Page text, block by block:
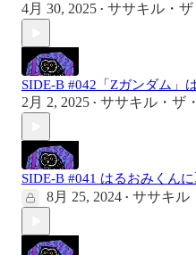
4月 30, 2025 • ササキル・
SIDE-B #042「Ζガンダム」
2月 2, 2025 • ササキル・ザ
SIDE-B #041 はるおみくん
8月 25, 2024 • ササキル